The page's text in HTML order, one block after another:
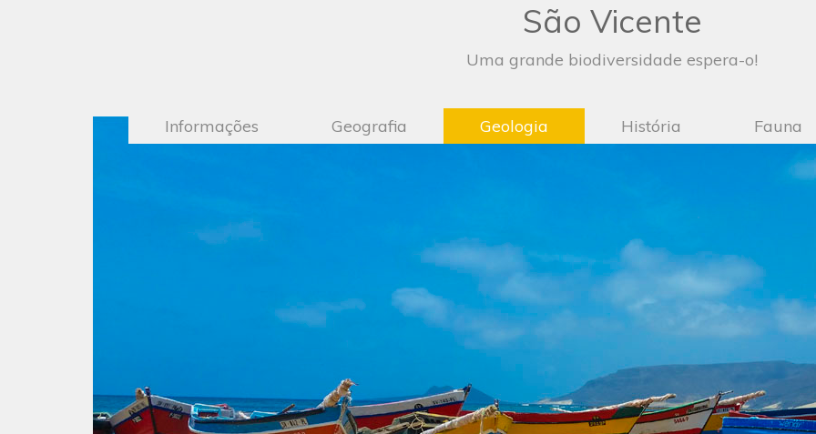
São Vicente
Uma grande biodiversidade espera-o!
Informações Geografia Geologia História Fauna